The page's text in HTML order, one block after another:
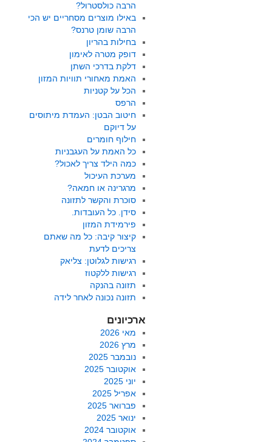
הרבה כולסטרול?
באילו מוצרים מסחריים יש הכי
הרבה שומן טרנס?
בחילות בהריון
דופק מטרה לאימון
דלקת בדרכי השתן
האמת מאחורי תוויות המזון
הכל על קטניות
הרפס
חיטוב הבטן: העמדת מיתוסים
על דיוקם
חילוף חומרים
כל האמת על העגבניות
כמה הילד צריך לאכול?
מערכת העיכול
מרגרינה או חמאה?
סוכרת והקשר לתזונה
סידן. כל העובדות.
פירמידת המזון
קיצור קיבה: כל מה שאתם
צריכים לדעת
רגישות לגלוטן: צליאק
רגישות ללקטוז
תזונה בהנקה
תזונה נכונה לאחר לידה
ארכיונים
מאי 2026
מרץ 2026
נובמבר 2025
אוקטובר 2025
יוני 2025
אפריל 2025
פברואר 2025
ינואר 2025
אוקטובר 2024